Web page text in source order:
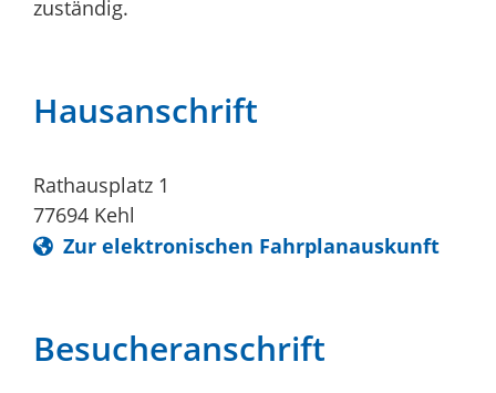
zuständig.
Hausanschrift
Rathausplatz 1
77694 Kehl
Zur elektronischen Fahrplanauskunft
Besucheranschrift